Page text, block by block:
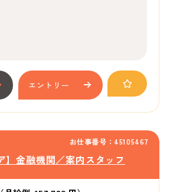
エントリー
お仕事番号：45105467
】金融機関／案内スタッフ